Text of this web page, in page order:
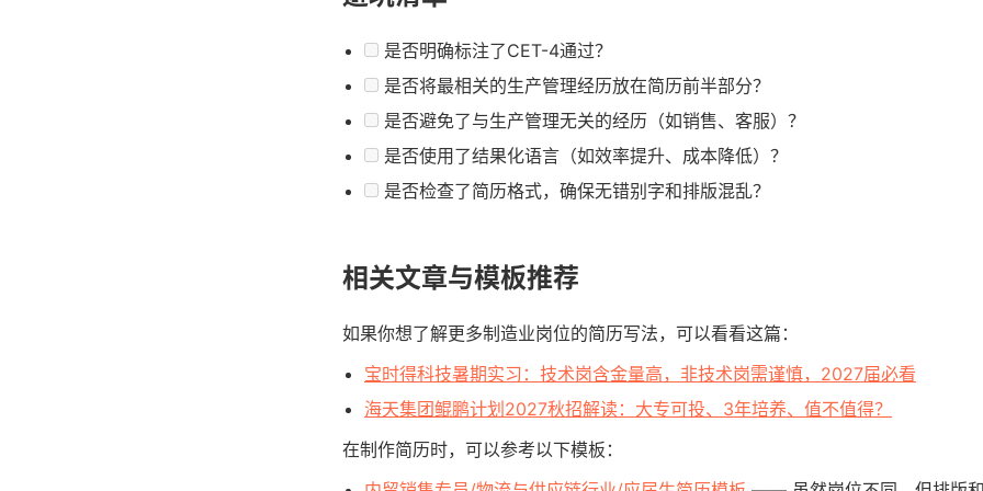
是否明确标注了CET-4通过？
是否将最相关的生产管理经历放在简历前半部分？
是否避免了与生产管理无关的经历（如销售、客服）？
是否使用了结果化语言（如效率提升、成本降低）？
是否检查了简历格式，确保无错别字和排版混乱？
相关文章与模板推荐
如果你想了解更多制造业岗位的简历写法，可以看看这篇：
宝时得科技暑期实习：技术岗含金量高，非技术岗需谨慎，2027届必看
海天集团鲲鹏计划2027秋招解读：大专可投、3年培养、值不值得？
在制作简历时，可以参考以下模板：